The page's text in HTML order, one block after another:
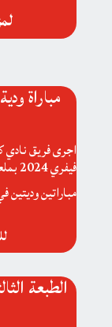
مباراة
فيفري 2024 بملعب مصطفى تشاكر “ملحق الملعب “
مباراتين
الطبعة